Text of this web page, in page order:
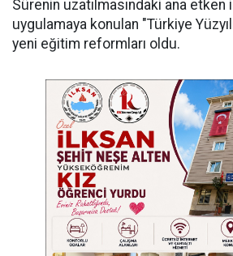
Sürenin uzatılmasındaki ana etken
uygulamaya konulan "Türkiye
yeni eğitim reformları oldu.